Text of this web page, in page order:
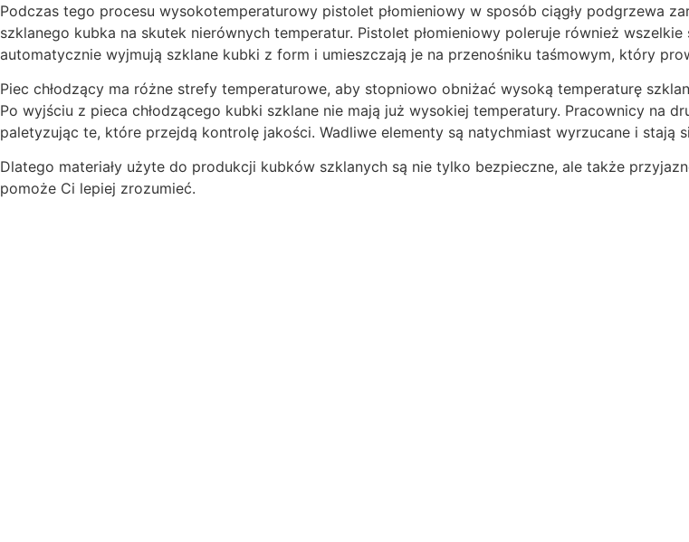
Podczas tego procesu wysokotemperaturowy pistolet płomieniowy w sposób ciągły podgrzewa
szklanego kubka na skutek nierównych temperatur. Pistolet płomieniowy poleruje również
automatycznie wyjmują szklane kubki z form i umieszczają je na przenośniku taśmowym, który
Piec chłodzący ma różne strefy temperaturowe, aby stopniowo obniżać wysoką temperaturę
Po wyjściu z pieca chłodzącego kubki szklane nie mają już wysokiej temperatury. Pracownicy na
paletyzując te, które przejdą kontrolę jakości. Wadliwe elementy są natychmiast wyrzucane i stają
Dlatego materiały użyte do produkcji kubków szklanych są nie tylko bezpieczne, ale także
pomoże Ci lepiej zrozumieć.